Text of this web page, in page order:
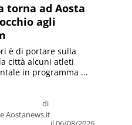
torna ad Aosta
agli
di
Aostanews.it
è di portare sulla
città alcuni atleti
in programma ...